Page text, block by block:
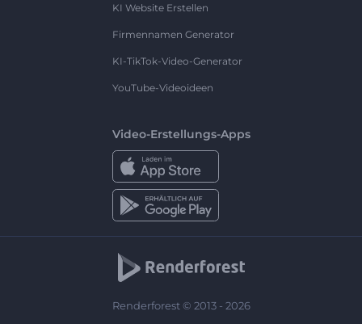
KI Website Erstellen
Firmennamen Generator
KI-TikTok-Video-Generator
YouTube-Videoideen
Video-Erstellungs-Apps
Renderforest © 2013 - 2026